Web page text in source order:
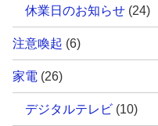
休業日のお知らせ (24)
注意喚起 (6)
家電 (26)
デジタルテレビ (10)